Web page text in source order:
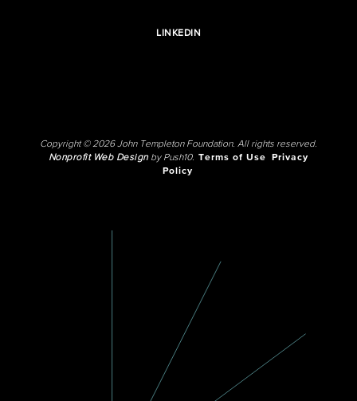
LINKEDIN
Copyright © 2026 John Templeton Foundation. All rights reserved.
Nonprofit Web Designby Push10. Terms of Use
Privacy
Policy